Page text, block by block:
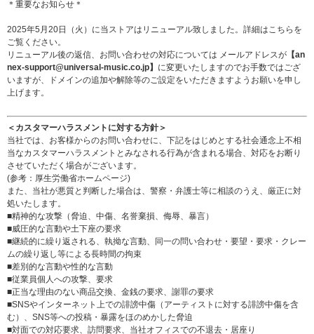
＊重要なお知らせ＊
2025年5月20日（火）に当ストアはリニューアル致しました。詳細はこちら を
ご覧ください。
リニューアル後の返信、お問い合わせの対応については メールアドレスが 【an
nex-support@universal-music.co.jp】 に変更いたしますのでお手数ではござ
いますが、ドメインの追加や解除等のご設定をいただきますようお願いを申し
上げます。
＜カスタマーハラスメントに対する方針＞
当社では、お客様からのお問い合わせに、下記をはじめとする社会通念上不相
当なカスタマーハラスメントとみなされる行為が含まれる場合、対応をお断り
させていただく場合がございます。
(参考： 厚生労働省ホームページ)
また、当社が悪質と判断した場合は、警察・弁護士等に相談のうえ、厳正に対
処いたします。
■精神的な攻撃（脅迫、中傷、名誉棄損、侮辱、暴言）
■威圧的な言動や土下座の要求
■継続的に繰り返される、執拗な言動、同一の問い合わせ・要望・要求・クレー
ムの繰り返し等による長時間の拘束
■差別的な言動や性的な言動
■従業員個人への攻撃、要求
■正当な理由のない商品交換、金銭の要求、謝罪の要求
■SNSやインターネット上での誹謗中傷（アーティストに対する誹謗中傷を含
む）、SNS等への投稿・暴露をほのめかした脅迫
■対面での対応要求、訪問要求、当社オフィスでの不退去・居座り